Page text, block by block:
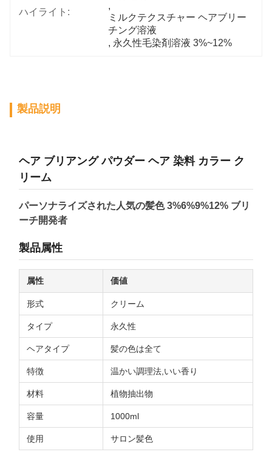
ハイライト:
,
ミルクテクスチャー ヘアブリー
チング溶液
, 永久性毛染剤溶液 3%~12%
製品説明
ヘア ブリアング パウダー ヘア 染料 カラー ク
リーム
パーソナライズされた人気の髪色 3%6%9%12% ブリ
ーチ開発者
製品属性
属性 価値
形式 クリーム
タイプ 永久性
ヘアタイプ 髪の色は全て
特徴 温かい調理法,いい香り
材料 植物抽出物
容量 1000ml
使用 サロン髪色